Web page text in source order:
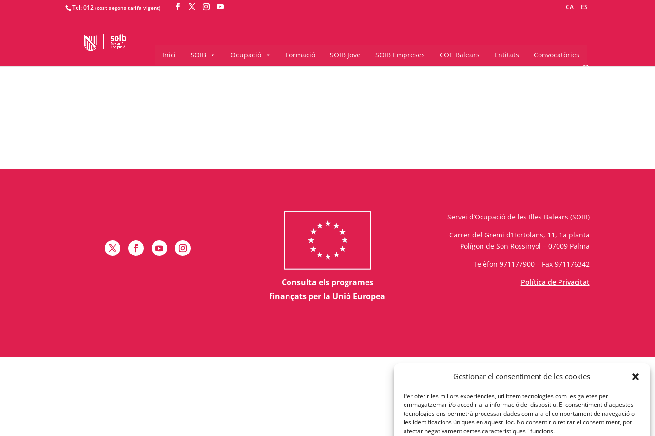
Gestionar el consentiment de les cookies
Per oferir les millors experiències, utilitzem tecnologies com les galetes per
emmagatzemar i/o accedir a la informació del dispositiu. El consentiment d'aquestes
tecnologies ens permetrà processar dades com ara el comportament de navegació o
les identificacions úniques en aquest lloc. No consentir o retirar el consentiment, pot
afectar negativament certes característiques i funcions.
Tel: 012 CA ES
Inici SOIB Ocupació Formació SOIB Jove SOIB Empreses COE Balears Entitats Convocatòries
Consulta els programes
finançats per la Unió Europea
Servei d’Ocupació de les Illes Balears (SOIB)
Carrer del Gremi d’Hortolans, 11, 1a planta
Polígon de Son Rossinyol – 07009 Palma
Telèfon 971177900 – Fax 971176342
Política de Privacitat